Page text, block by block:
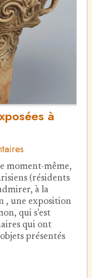
à
moment-même,
(résidents
à la
, une exposition
qui s'est
qui ont
présentés